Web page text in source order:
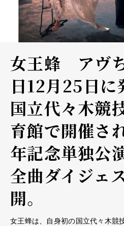
女王蜂 アヴ
日12月25日に
国立代々木競
育館で開催さ
年記念単独公
全曲ダイジェ
開。
女王蜂は、自身初の国立代々木競